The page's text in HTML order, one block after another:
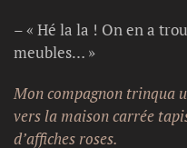
– « Hé la la ! On en a
meubles… »
Mon compagnon trinqua
vers la maison carrée
d’affiches roses.